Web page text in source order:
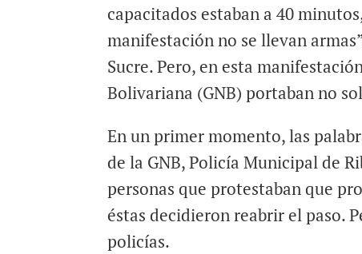
capacitados estaban a 40
manifestación no se llevan
Sucre. Pero, en esta
Bolivariana (GNB) portaban no
En un primer momento, las
de la GNB, Policía Municipal de
personas que protestaban que
éstas decidieron reabrir el paso.
policías.